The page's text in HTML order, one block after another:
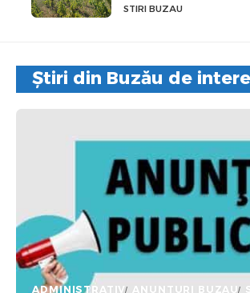
STIRI BUZAU
Știri din Buzău de
ADMINISTRATIV ANUNTURI BUZAU